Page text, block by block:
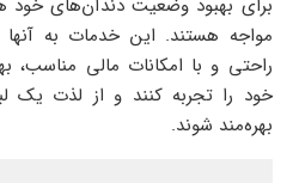
برای بهبود وضعیت دندان‌های خود
مواجه هستند. این خدمات به
راحتی و با امکانات مالی
خود را تجربه کنند و از لذت یک
بهره‌مند شوند.